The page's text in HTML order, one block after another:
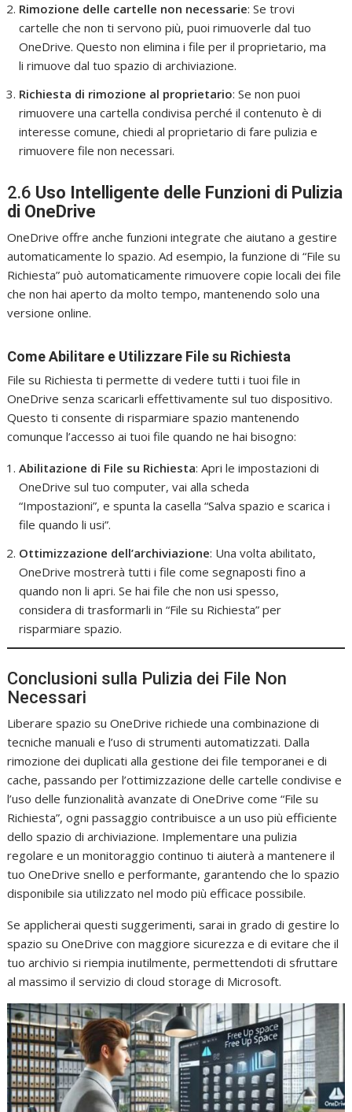
Rimozione delle cartelle non necessarie: Se trovi
cartelle che non ti servono più, puoi rimuoverle dal tuo
OneDrive. Questo non elimina i file per il proprietario, ma
li rimuove dal tuo spazio di archiviazione.
Richiesta di rimozione al proprietario: Se non puoi
rimuovere una cartella condivisa perché il contenuto è di
interesse comune, chiedi al proprietario di fare pulizia e
rimuovere file non necessari.
2.6 Uso Intelligente delle Funzioni di Pulizia
di OneDrive
OneDrive offre anche funzioni integrate che aiutano a gestire
automaticamente lo spazio. Ad esempio, la funzione di “File su
Richiesta” può automaticamente rimuovere copie locali dei file
che non hai aperto da molto tempo, mantenendo solo una
versione online.
Come Abilitare e Utilizzare File su Richiesta
File su Richiesta ti permette di vedere tutti i tuoi file in
OneDrive senza scaricarli effettivamente sul tuo dispositivo.
Questo ti consente di risparmiare spazio mantenendo
comunque l’accesso ai tuoi file quando ne hai bisogno:
Abilitazione di File su Richiesta: Apri le impostazioni di
OneDrive sul tuo computer, vai alla scheda
“Impostazioni”, e spunta la casella “Salva spazio e scarica i
file quando li usi”.
Ottimizzazione dell’archiviazione: Una volta abilitato,
OneDrive mostrerà tutti i file come segnaposti fino a
quando non li apri. Se hai file che non usi spesso,
considera di trasformarli in “File su Richiesta” per
risparmiare spazio.
Conclusioni sulla Pulizia dei File Non
Necessari
Liberare spazio su OneDrive richiede una combinazione di
tecniche manuali e l’uso di strumenti automatizzati. Dalla
rimozione dei duplicati alla gestione dei file temporanei e di
cache, passando per l’ottimizzazione delle cartelle condivise e
l’uso delle funzionalità avanzate di OneDrive come “File su
Richiesta”, ogni passaggio contribuisce a un uso più efficiente
dello spazio di archiviazione. Implementare una pulizia
regolare e un monitoraggio continuo ti aiuterà a mantenere il
tuo OneDrive snello e performante, garantendo che lo spazio
disponibile sia utilizzato nel modo più efficace possibile.
Se applicherai questi suggerimenti, sarai in grado di gestire lo
spazio su OneDrive con maggiore sicurezza e di evitare che il
tuo archivio si riempia inutilmente, permettendoti di sfruttare
al massimo il servizio di cloud storage di Microsoft.